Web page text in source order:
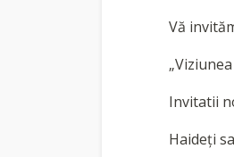
Vă
Invitatii
Haideți